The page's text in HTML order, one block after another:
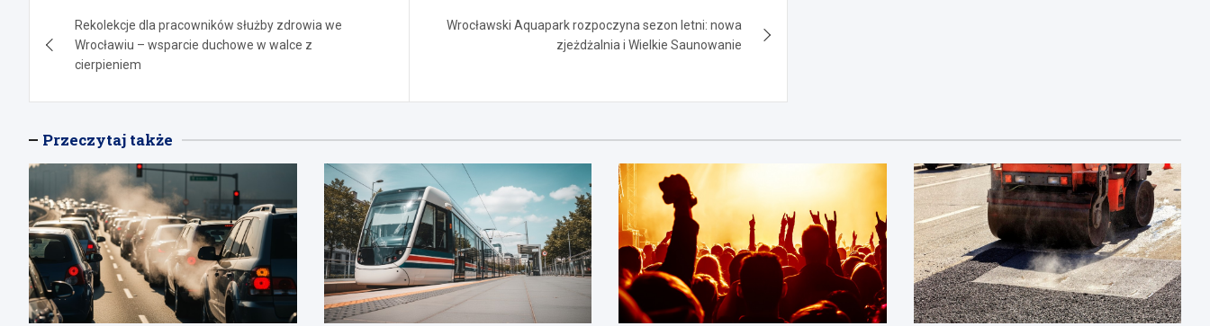
wpisu
Rekolekcje dla pracowników służby zdrowia we
Wrocławiu – wsparcie duchowe w walce z
cierpieniem
Wrocławski Aquapark rozpoczyna sezon letni: nowa
zjeżdżalnia i Wielkie Saunowanie
Przeczytaj także